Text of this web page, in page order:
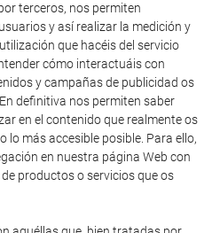
terceros, nos permiten
y así realizar la medición y
que hacéis del servicio
cómo interactuáis con
y campañas de publicidad os
definitiva nos permiten saber
en el contenido que realmente os
lo más accesible posible. Para ello,
en nuestra página Web con
productos o servicios que os